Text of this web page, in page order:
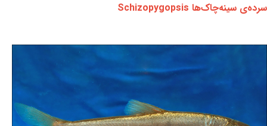
سرده‌ی سینه‌چاک‌ها Schizopygopsis